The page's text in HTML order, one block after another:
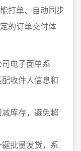
打单、自动同步
的订单交付体
电子面单系
收件人信息和
库存，避免超
批量发货，系